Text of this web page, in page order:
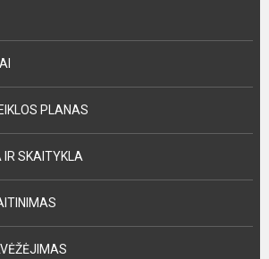
PLANAS
IR SKAITYKLA